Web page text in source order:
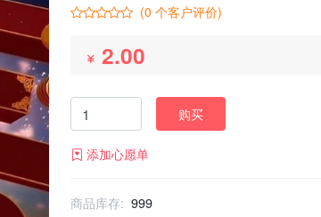
(0 个客户评价)
2.00
购买
添加心愿单
商品库存: 999